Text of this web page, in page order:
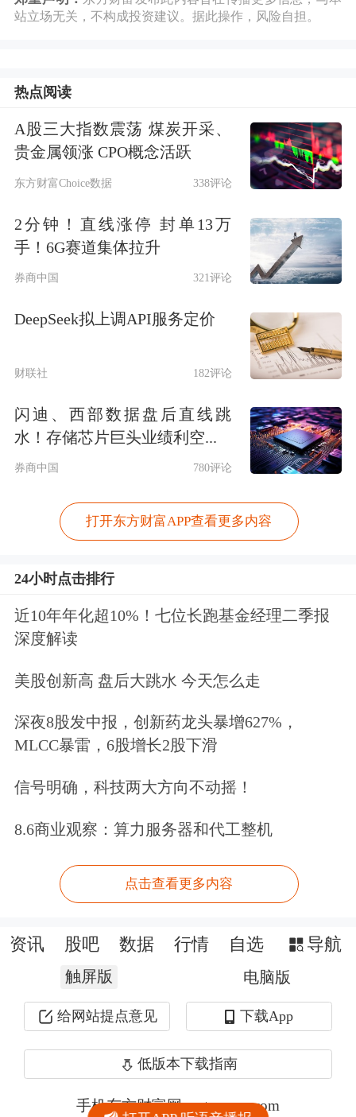
站立场无关，不构成投资建议。据此操作，风险自担。
热点阅读
A股三大指数震荡 煤炭开采、
贵金属领涨 CPO概念活跃
东方财富Choice数据 338评论
2分钟！直线涨停 封单13万
手！6G赛道集体拉升
券商中国 321评论
DeepSeek拟上调API服务定价
财联社 182评论
闪迪、西部数据盘后直线跳
水！存储芯片巨头业绩利空...
券商中国 780评论
打开东方财富APP查看更多内容
24小时点击排行
近10年年化超10%！七位长跑基金经理二季报
深度解读
美股创新高 盘后大跳水 今天怎么走
深夜8股发中报，创新药龙头暴增627%，
MLCC暴雷，6股增长2股下滑
信号明确，科技两大方向不动摇！
8.6商业观察：算力服务器和代工整机
点击查看更多内容
资讯 股吧 数据 行情 自选 导航
触屏版 电脑版
给网站提点意见 下载App
低版本下载指南
手机东方财富网 eastmoney.com